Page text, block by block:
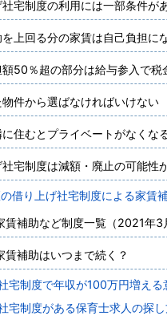
宅制度の利用には一部条件が
上回る分の家賃は自己負担に
額50％超の部分は給与参入で税
件から選ばなければいけない
住むとプライベートがなくな
宅制度は減額・廃止の可能性
借り上げ社宅制度による家賃
賃補助など制度一覧（2021年3
賃補助はいつまで続く？
宅制度で年収が100万円増える
宅制度がある保育士求人の探